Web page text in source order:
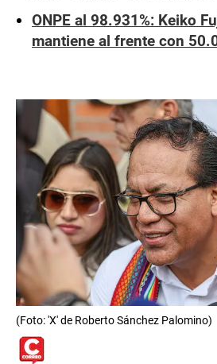
ONPE al 98.931%: Keiko
mantiene al frente con
(Foto: 'X' de Roberto Sánchez Palomino)